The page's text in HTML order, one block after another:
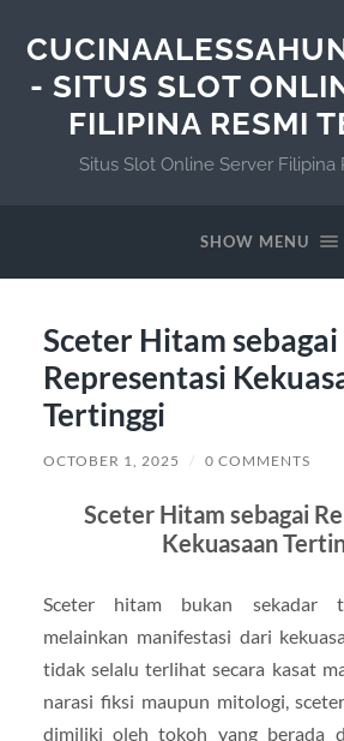
- SITUS SLOT
FILIPINA RESMI
Situs Slot Online Server Filipina
SHOW MENU
Sceter Hitam sebagai
Representasi
Tertinggi
OCTOBER 1, 2025 / 0 COMMENTS
Sceter Hitam sebagai
Kekuasaan
Sceter hitam bukan sekadar
melainkan manifestasi dari
tidak selalu terlihat secara kasat
narasi fiksi maupun mitologi,
dimiliki oleh tokoh yang berada